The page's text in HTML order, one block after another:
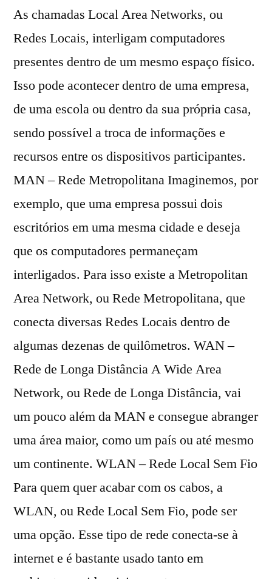
As chamadas Local Area Networks, ou
Redes Locais, interligam computadores
presentes dentro de um mesmo espaço físico.
Isso pode acontecer dentro de uma empresa,
de uma escola ou dentro da sua própria casa,
sendo possível a troca de informações e
recursos entre os dispositivos participantes.
MAN – Rede Metropolitana Imaginemos, por
exemplo, que uma empresa possui dois
escritórios em uma mesma cidade e deseja
que os computadores permaneçam
interligados. Para isso existe a Metropolitan
Area Network, ou Rede Metropolitana, que
conecta diversas Redes Locais dentro de
algumas dezenas de quilômetros. WAN –
Rede de Longa Distância A Wide Area
Network, ou Rede de Longa Distância, vai
um pouco além da MAN e consegue abranger
uma área maior, como um país ou até mesmo
um continente. WLAN – Rede Local Sem Fio
Para quem quer acabar com os cabos, a
WLAN, ou Rede Local Sem Fio, pode ser
uma opção. Esse tipo de rede conecta-se à
internet e é bastante usado tanto em